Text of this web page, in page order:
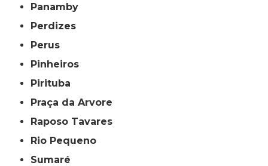
Panamby
Perdizes
Perus
Pinheiros
Pirituba
Praça da Arvore
Raposo Tavares
Rio Pequeno
Sumaré